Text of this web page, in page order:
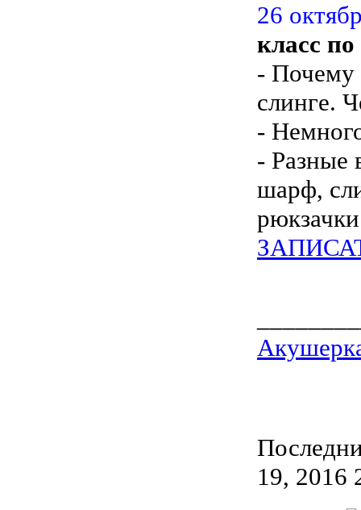
26
класс
- Почему
слинге.
-
- Разные
шарф,
19, 2016